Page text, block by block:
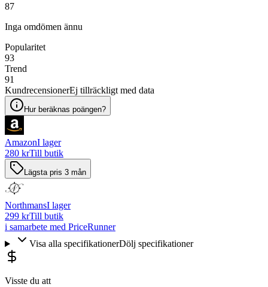
87
Inga omdömen ännu
Popularitet
93
Trend
91
KundrecensionerEj tillräckligt med data
Hur beräknas poängen?
AmazonI lager
280 krTill butik
Lägsta pris 3 mån
NorthmansI lager
299 krTill butik
i samarbete med PriceRunner
Visa alla specifikationerDölj specifikationer
Visste du att